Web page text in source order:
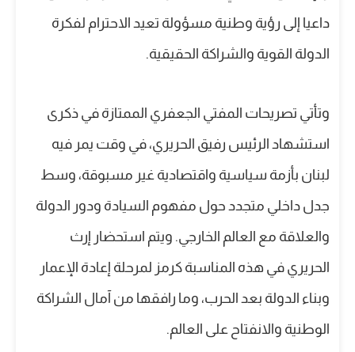
داعيا إلى رؤية وطنية مسؤولة تعيد الاحترام لفكرة
الدولة القوية والشراكة الحقيقية.
وتأتي تصريحات المفتي الجعفري الممتازة في ذكرى
استشهاد الرئيس رفيق الحريري، في وقت يمر فيه
لبنان بأزمة سياسية واقتصادية غير مسبوقة، وسط
جدل داخلي متجدد حول مفهوم السيادة ودور الدولة
والعلاقة مع العالم الخارجي. ويتم استحضار إرث
الحريري في هذه المناسبة كرمز لمرحلة إعادة الإعمار
وبناء الدولة بعد الحرب، وما رافقها من آمال الشراكة
الوطنية والانفتاح على العالم.